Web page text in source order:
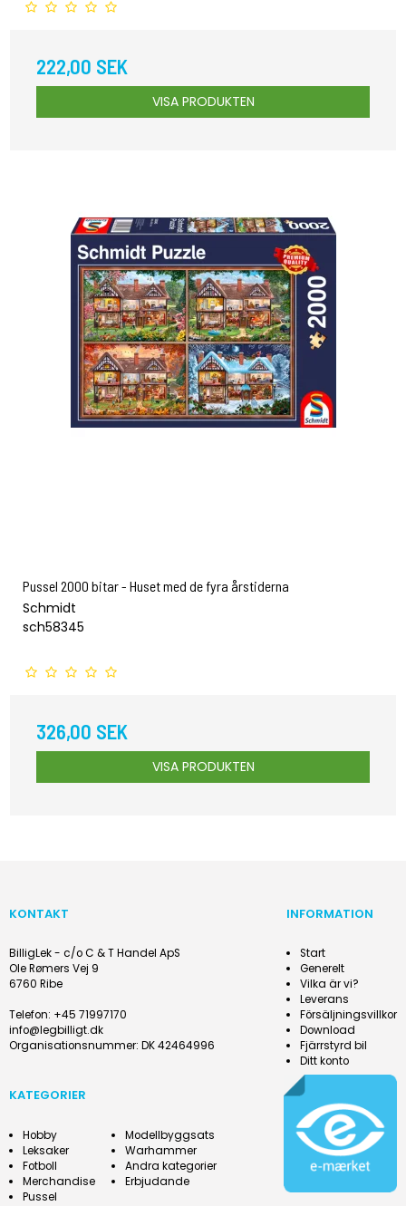
222,00 SEK
VISA PRODUKTEN
Pussel 2000 bitar - Huset med de fyra årstiderna
Schmidt
sch58345
326,00 SEK
VISA PRODUKTEN
KONTAKT
BilligLek - c/o C & T Handel ApS
Ole Rømers Vej 9
6760 Ribe
Telefon: +45 71997170
info@legbilligt.dk
Organisationsnummer: DK 42464996
INFORMATION
Start
Generelt
Vilka är vi?
Leverans
Försäljningsvillkor
Download
Fjärrstyrd bil
Ditt konto
KATEGORIER
Hobby
Leksaker
Fotboll
Merchandise
Pussel
Modellbyggsats
Warhammer
Andra kategorier
Erbjudande